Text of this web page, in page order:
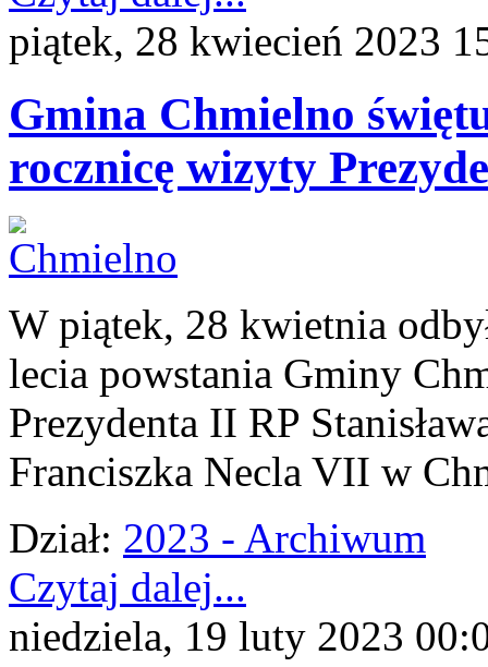
piątek, 28 kwiecień 2023
Gmina Chmielno
rocznicę wizyty
W piątek, 28 kwietnia
lecia powstania Gminy
Prezydenta II RP
Franciszka Necla VII w
Dział: 2023 - Archiwum
Czytaj dalej...
niedziela, 19 luty 2023